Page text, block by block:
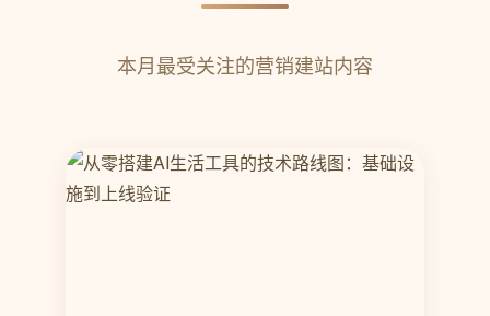
本月最受关注的营销建站内容